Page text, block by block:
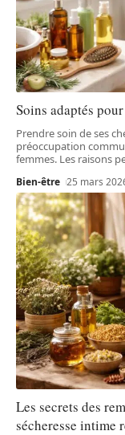
Soins adaptés
Prendre soin de ses
préoccupation
femmes. Les raisons
Bien-être 25 mars
Les secrets des
sécheresse intime